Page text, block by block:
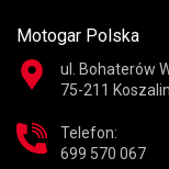
Motogar Polska
ul. Bohaterów
75-211
Telefon:
699 570 067